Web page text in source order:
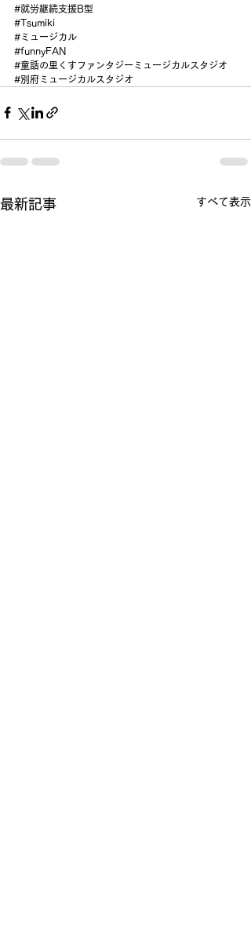
#就労継続支援B型
#Tsumiki
#ミュージカル
#funnyFAN
#童話の里くすファンタジーミュージカルスタジオ
#別府ミュージカルスタジオ
最新記事 すべて表示